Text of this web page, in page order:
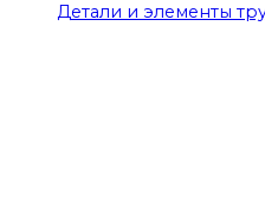
Детали и элементы